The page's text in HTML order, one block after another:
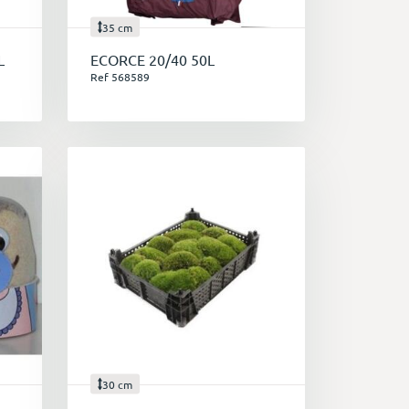
pour les plantes du sud comme les
parfaitement aux plantes acidophiles
et vous aider à choisir le
pas à nous contacter pour obtenir
de matières premières de haute
professionnels du végétal pour
de l'environnement et des
35 cm
ECORCE 20/40 50L
Ref 568589
30 cm